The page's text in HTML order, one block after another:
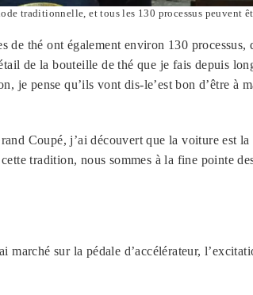
traditionnelle, et tous les 130 processus peuvent
de thé ont également environ 130
de la bouteille de thé que je fais depuis
je pense qu’ils vont dis-le’est bon d’être à
Coupé, j’ai découvert que la voiture est
tradition, nous sommes à la fine pointe
marché sur la pédale d’accélérateur,